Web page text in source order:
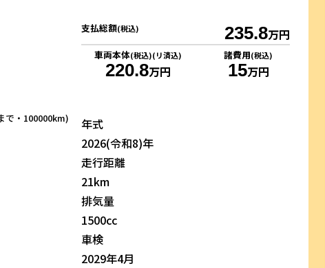
支払総額(税込) 235.8万円
車両本体(税込)(リ済込)
220.8万円
諸費用(税込)
15万円
で・100000km)
年式
2026(令和8)年
走行距離
21km
排気量
1500cc
車検
2029年4月